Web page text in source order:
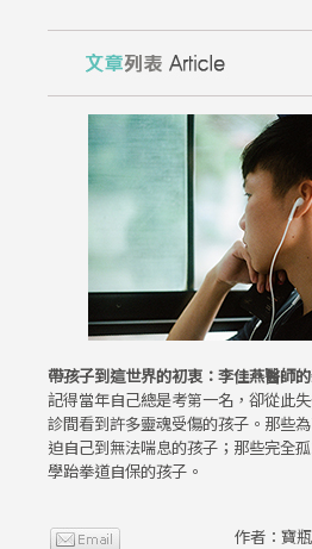
帶孩子到這世界的初衷：李佳燕醫師
記得當年自己總是考第一名，卻從此
診間看到許多靈魂受傷的孩子。那些
迫自己到無法喘息的孩子；那些完全
學跆拳道自保的孩子。
作者：寶